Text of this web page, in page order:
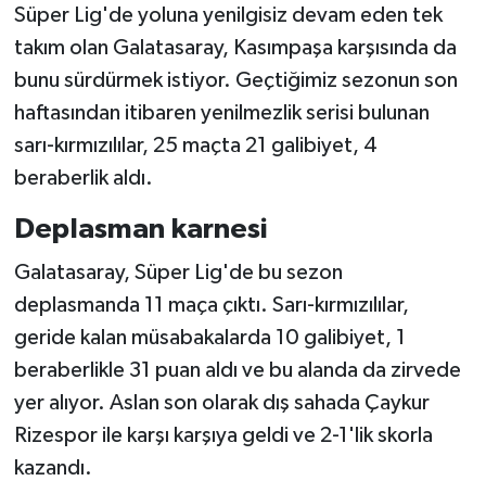
Süper Lig'de yoluna yenilgisiz devam eden tek
takım olan Galatasaray, Kasımpaşa karşısında da
bunu sürdürmek istiyor. Geçtiğimiz sezonun son
haftasından itibaren yenilmezlik serisi bulunan
sarı-kırmızılılar, 25 maçta 21 galibiyet, 4
beraberlik aldı.
Deplasman karnesi
Galatasaray, Süper Lig'de bu sezon
deplasmanda 11 maça çıktı. Sarı-kırmızılılar,
geride kalan müsabakalarda 10 galibiyet, 1
beraberlikle 31 puan aldı ve bu alanda da zirvede
yer alıyor. Aslan son olarak dış sahada Çaykur
Rizespor ile karşı karşıya geldi ve 2-1'lik skorla
kazandı.